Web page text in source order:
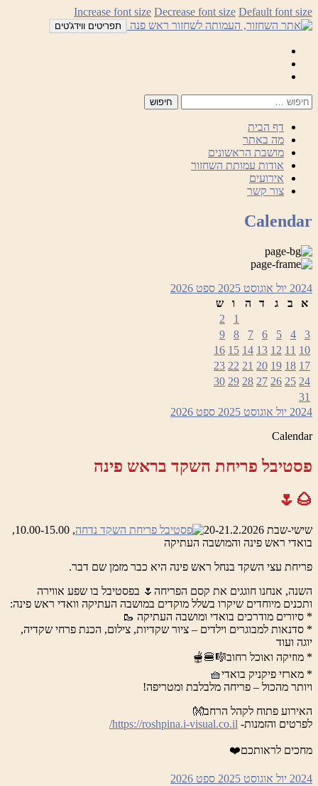
לדלג
לתוכן
Increase font size Decrease font size Default font size
תפריטים ווידג'טים
דף הבית
מה באתר
מושבת הראשונים
אודות עמותת השחזור
אירועים
צור קשר
Calendar
2024 יול אוגוסט 2025 ספט 2026
א
ב ג ד ה ו
ש
1
2
3
4
5
6
7
8
9
10
11
12
13
14
15
16
17
18
19
20
21
22
23
24
25
26
27
28
29
30
31
2024 יול אוגוסט 2025 ספט 2026
Calendar
פסטיבל פריחת השקד בראש פינה
🌰🌷
שישי-שבת 20-21.2.2026
, 10.00-15.00,
בואדי ראש פינה והמושבה העתיקה
פריחת עצי השקד בנחל ראש פינה היא כבר מזמן שם דבר.
השנה, אנחנו חוגגים את קסם הפריחה🌷 בפסטיבל בו שפע אווירה
ותכנים מיוחדים שיקרו בשלל מוקדים במושבה העתיקה וואדי ראש פינה:
* סיורים מודרכים בואדי ומושבה העתיקה 🥾
* סדנאות למבוגרים וילדים – ציור שקדיות, צילום, הכנת פרחי שקדיה,
יוגה ועוד
* מוזיקה ואוכל רחוב🎼🍔🫕
* מארזי פיקניק בואדי🧺
ויותר מהכול – פריחה מלבלבת ומטריפה!
האירוע פתוח לקהל הרחב👐
לפרטים והזמנות- https://roshpina.i-visual.co.il/
מחכים לראותכם❤️
2024 יול אוגוסט 2025 ספט 2026